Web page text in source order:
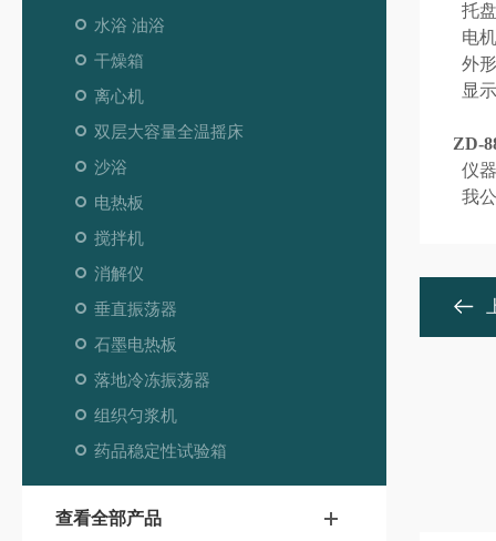
水浴 油浴
干燥箱
离心机
双层大容量全温摇床
沙浴
电热板
搅拌机
消解仪
垂直振荡器
石墨电热板
落地冷冻振荡器
组织匀浆机
药品稳定性试验箱
查看全部产品
托
电
外
显
ZD-
仪
我